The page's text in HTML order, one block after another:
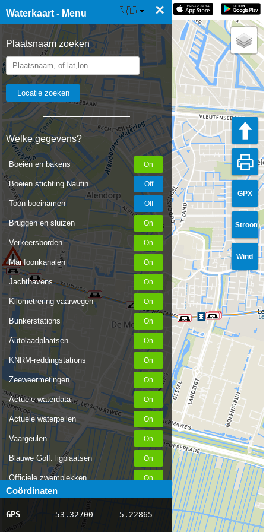
Waterkaart - Menu ×
Plaatsnaam zoeken
Welke gegevens?
Boeien en bakens
Boeien stichting Nautin
Toon boeinamen
Bruggen en sluizen
Verkeersborden
Marifoonkanalen
Jachthavens
Kilometrering vaarwegen
Bunkerstations
Autolaadplaatsen
KNRM-reddingstations
Zeeweermetingen
Actuele waterdata
Actuele waterpeilen
Vaargeulen
Blauwe Golf: ligplaatsen
Officiele zwemplekken
Stremmingen/hinder
AIS scheepsposities
Coördinaten
GPS 53.32700 5.22865
☰ Waterkaart Live 🇳🇱
GPX
Stroom
Wind